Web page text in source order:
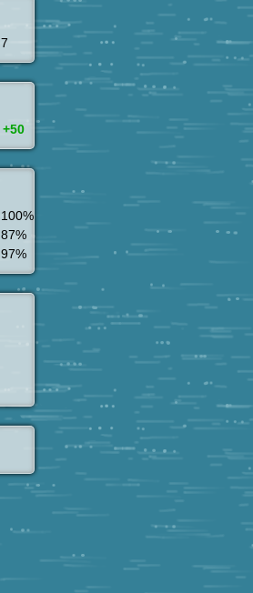
7
+50
100%
87%
97%